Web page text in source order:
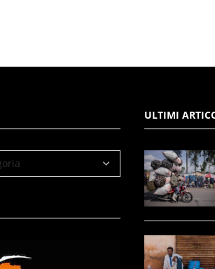
ULTIMI